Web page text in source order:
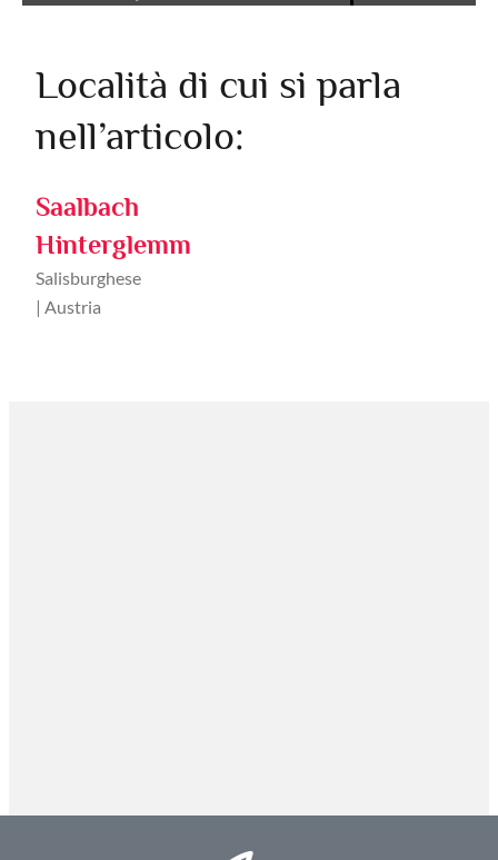
Località di cui si parla
nell’articolo:
Saalbach
Hinterglemm
Salisburghese
| Austria